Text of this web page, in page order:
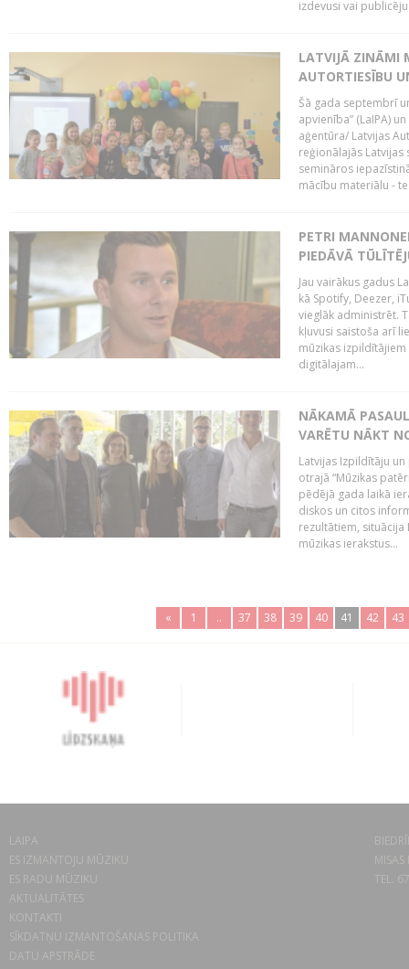
izdevusi vai
LATVIJĀ ZINĀMI
AUTORTIESĪBU
Šā gada septembrī
apvienība” (LaIPA)
aģentūra/ Latvijas
reģionālajās
semināros
mācību materiālu -
PETRI
PIEDĀVĀ
Jau vairākus gadus
kā Spotify, Deezer,
vieglāk administrēt.
kļuvusi saistoša arī
mūzikas
digitālajam...
NĀKAMĀ
VARĒTU NĀKT
Latvijas Izpildītāju
otrajā “Mūzikas
pēdējā gada laikā
diskos un citos
rezultātiem, situācija
mūzikas ierakstus...
« 1 .. 37 38 39 40 41 42 43
LAIPA
ES IZMANTOJU MŪZIKU
ES RADU MŪZIKU
AKTUALITĀTES
KONTAKTI
SĪKDATŅU IZMANTOŠANAS POLITIKA
DATU APSTRĀDE
TEL.